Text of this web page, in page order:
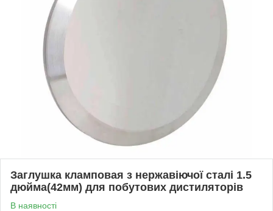
Заглушка кламповая з нержавіючої сталі 1.5
дюйма(42мм) для побутових дистиляторів
В наявності